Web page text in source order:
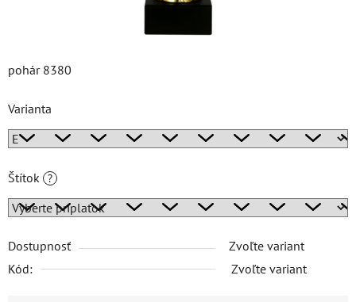
pohár 8380
Varianta
Štítok ?
Dostupnosť
Zvoľte variant
Kód:
Zvoľte variant